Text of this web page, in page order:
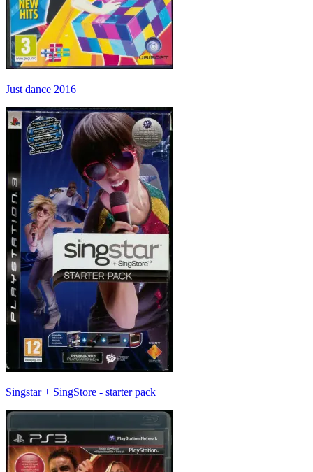
Just dance 2016
Singstar + SingStore - starter pack